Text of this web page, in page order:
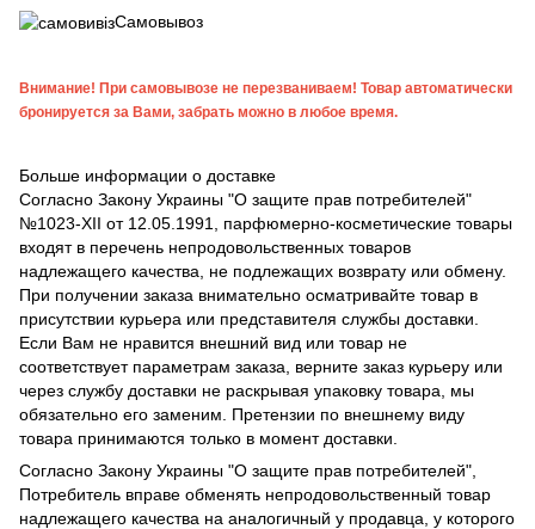
Самовывоз
Внимание! При самовывозе не перезваниваем! Товар автоматически
бронируется за Вами, забрать можно в любое время.
Больше информации о доставке
Согласно Закону Украины "О защите прав потребителей"
№1023-XII от 12.05.1991, парфюмерно-косметические товары
входят в перечень непродовольственных товаров
надлежащего качества, не подлежащих возврату или обмену.
При получении заказа внимательно осматривайте товар в
присутствии курьера или представителя службы доставки.
Если Вам не нравится внешний вид или товар не
соответствует параметрам заказа, верните заказ курьеру или
через службу доставки не раскрывая упаковку товара, мы
обязательно его заменим. Претензии по внешнему виду
товара принимаются только в момент доставки.
Согласно Закону Украины "О защите прав потребителей",
Потребитель вправе обменять непродовольственный товар
надлежащего качества на аналогичный у продавца, у которого